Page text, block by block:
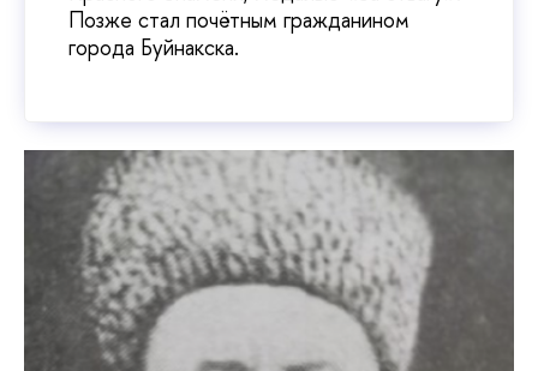
Позже стал почётным гражданином
города Буйнакска.